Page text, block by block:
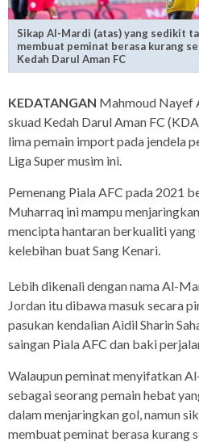
Sikap Al-Mardi (atas) yang sedikit
membuat peminat berasa kurang
Kedah Darul Aman FC
KEDATANGAN Mahmoud Nayef
skuad Kedah Darul Aman FC
lima pemain import pada jendela
Liga Super musim ini.
Pemenang Piala AFC pada 2021
Muharraq ini mampu
mencipta hantaran berkualiti yang
kelebihan buat Sang Kenari.
Lebih dikenali dengan nama Al-
Jordan itu dibawa masuk secara
pasukan kendalian Aidil Sharin
saingan Piala AFC dan baki
Walaupun peminat menyifatkan
sebagai seorang pemain hebat
dalam menjaringkan gol, namun
membuat peminat berasa kurang